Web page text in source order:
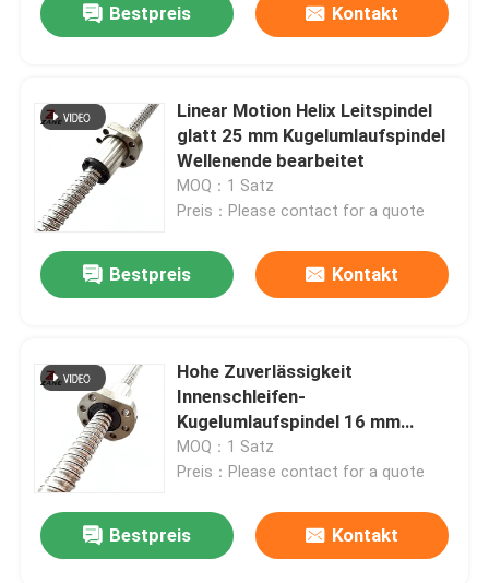
Startseite
Über uns
Fabrik Tour
Qualitätskontrolle
Kontakt
Nachrichten
Alle Fälle
Bestpreis Kontakt
Linear Motion Helix Leitspindel
glatt 25 mm Kugelumlaufspindel
Wellenende bearbeitet
MOQ：1 Satz
Preis：Please contact for a quote
Bestpreis Kontakt
Hohe Zuverlässigkeit
Innenschleifen-
Kugelumlaufspindel 16 mm
Leitspindel mit Mutter
MOQ：1 Satz
Preis：Please contact for a quote
Bestpreis Kontakt